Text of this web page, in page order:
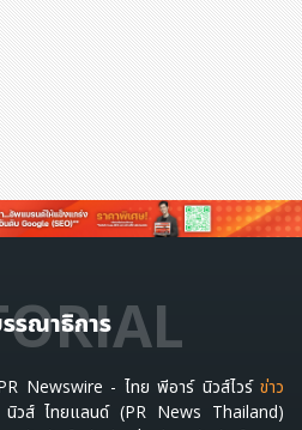
รณาธิการ
Newswire - ไทย พีอาร์ นิวส์ไวร์ ข่าว
วส์ ไทยแลนด์ (PR News Thailand)